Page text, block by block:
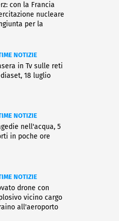
con la Francia
nucleare
per la
NOTIZIE
in Tv sulle reti
18 luglio
NOTIZIE
nell'acqua, 5
in poche ore
NOTIZIE
drone con
vicino cargo
all'aeroporto